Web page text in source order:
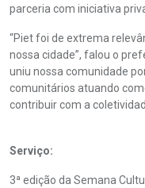
parceria com iniciativa
“Piet foi de extrema
nossa cidade”, falou o
uniu nossa comunidade
comunitários atuando
contribuir com a
Serviço:
3ª edição da Semana